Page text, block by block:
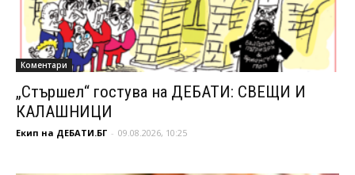
Коментари
„Стършел“ гостува на ДЕБАТИ: СВЕЩИ И
КАЛАШНИЦИ
Екип на ДЕБАТИ.БГ - 09.08.2026, 10:25